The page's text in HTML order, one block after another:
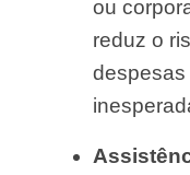
ou
reduz o
despesas